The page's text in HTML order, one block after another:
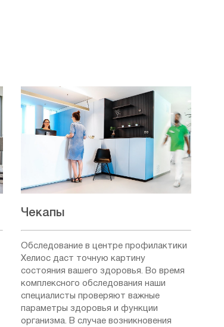
Чекапы
Обследование в центре профилактики
Хелиос даст точную картину
состояния вашего здоровья. Во время
комплексного обследования наши
специалисты проверяют важные
параметры здоровья и функции
организма. В случае возникновения